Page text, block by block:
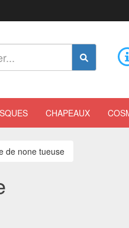
CHAPEAUX
de none tueuse